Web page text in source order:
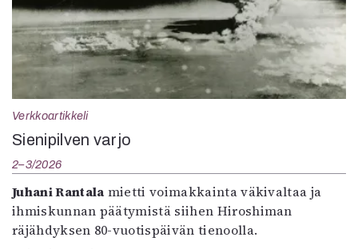
Verkkoartikkeli
Sienipilven varjo
2–3/2026
Juhani Rantala mietti voimakkainta väkivaltaa ja
ihmiskunnan päätymistä siihen Hiroshiman
räjähdyksen 80-vuotispäivän tienoolla.